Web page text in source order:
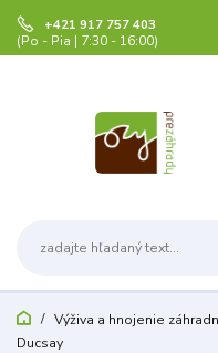
+421 917 757 403
(Po - Pia | 7:30 - 16:00)
Výživa a hnojenie
Ducsay